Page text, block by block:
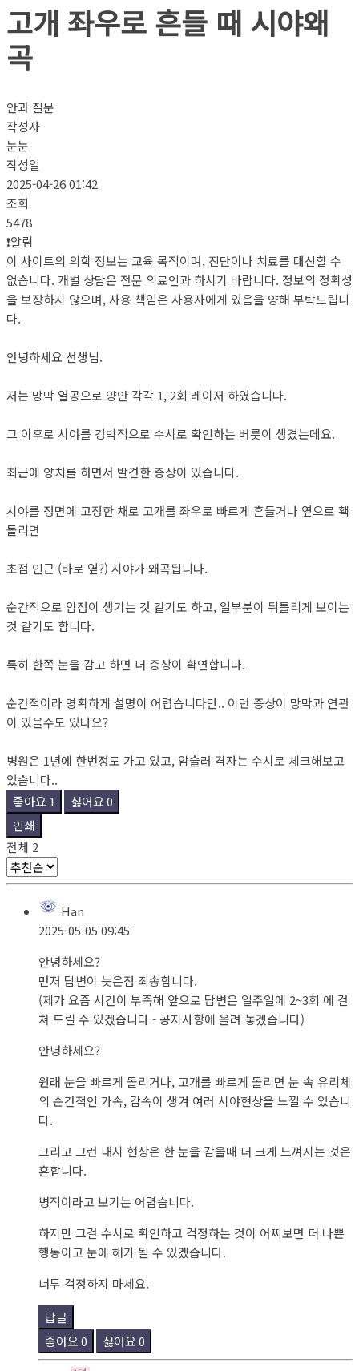
고개 좌우로 흔들 때 시야왜
곡
안과 질문
작성자
눈눈
작성일
2025-04-26 01:42
조회
5478
❗알림
이 사이트의 의학 정보는 교육 목적이며, 진단이나 치료를 대신할 수
없습니다. 개별 상담은 전문 의료인과 하시기 바랍니다. 정보의 정확성
을 보장하지 않으며, 사용 책임은 사용자에게 있음을 양해 부탁드립니
다.
안녕하세요 선생님.
저는 망막 열공으로 양안 각각 1, 2회 레이저 하였습니다.
그 이후로 시야를 강박적으로 수시로 확인하는 버릇이 생겼는데요.
최근에 양치를 하면서 발견한 증상이 있습니다.
시야를 정면에 고정한 채로 고개를 좌우로 빠르게 흔들거나 옆으로 홱
돌리면
초점 인근 (바로 옆?) 시야가 왜곡됩니다.
순간적으로 암점이 생기는 것 같기도 하고, 일부분이 뒤틀리게 보이는
것 같기도 합니다.
특히 한쪽 눈을 감고 하면 더 증상이 확연합니다.
순간적이라 명확하게 설명이 어렵습니다만.. 이런 증상이 망막과 연관
이 있을수도 있나요?
병원은 1년에 한번정도 가고 있고, 암슬러 격자는 수시로 체크해보고
있습니다..
좋아요 1 싫어요0
인쇄
전체 2
Han
2025-05-05 09:45
안녕하세요?
먼저 답변이 늦은점 죄송합니다.
(제가 요즘 시간이 부족해 앞으로 답변은 일주일에 2~3회 에 걸
쳐 드릴 수 있겠습니다 - 공지사항에 올려 놓겠습니다)
안녕하세요?
원래 눈을 빠르게 돌리거나, 고개를 빠르게 돌리면 눈 속 유리체
의 순간적인 가속, 감속이 생겨 여러 시야현상을 느낄 수 있습니
다.
그리고 그런 내시 현상은 한 눈을 감을때 더 크게 느껴지는 것은
흔합니다.
병적이라고 보기는 어렵습니다.
하지만 그걸 수시로 확인하고 걱정하는 것이 어찌보면 더 나쁜
행동이고 눈에 해가 될 수 있겠습니다.
너무 걱정하지 마세요.
답글
좋아요0 싫어요0